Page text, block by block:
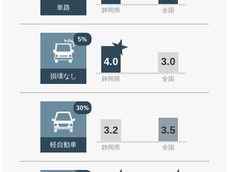
単路 静岡県 全国
5%
損壊なし
4.0 3.0
静岡県 全国
30%
軽自動車
3.2 3.5
静岡県 全国